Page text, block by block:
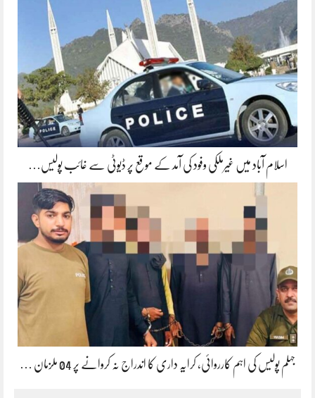
اسلام آباد میں غیرملکی وفود کی آمد کے موقع پر ڈیوٹی سے غائب پولیس…
جہلم پولیس کی اہم کارروائی، کرایہ داری کا اندراج نہ کروانے پر 04 ملزمان …